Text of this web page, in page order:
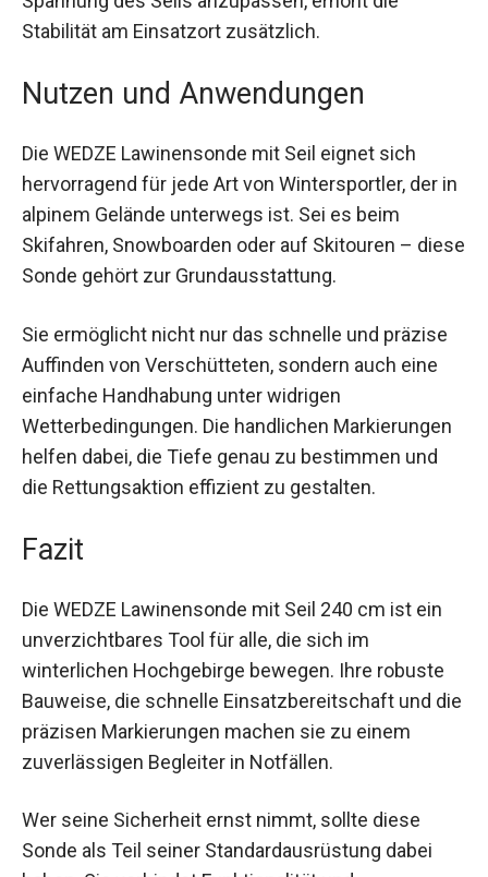
Spannung des Seils anzupassen, erhöht die
Stabilität am Einsatzort zusätzlich.
Nutzen und Anwendungen
Die WEDZE Lawinensonde mit Seil eignet sich
hervorragend für jede Art von Wintersportler, der
in alpinem Gelände unterwegs ist. Sei es beim
Skifahren, Snowboarden oder auf Skitouren –
diese Sonde gehört zur Grundausstattung.
Sie ermöglicht nicht nur das schnelle und präzise
Auffinden von Verschütteten, sondern auch eine
einfache Handhabung unter widrigen
Wetterbedingungen. Die handlichen
Markierungen helfen dabei, die Tiefe genau zu
bestimmen und die Rettungsaktion effizient zu
Fazit
Die WEDZE Lawinensonde mit Seil 240 cm ist ein
unverzichtbares Tool für alle, die sich im
winterlichen Hochgebirge bewegen. Ihre robuste
Bauweise, die schnelle Einsatzbereitschaft und
die präzisen Markierungen machen sie zu einem
zuverlässigen Begleiter in Notfällen.
Wer seine Sicherheit ernst nimmt, sollte diese